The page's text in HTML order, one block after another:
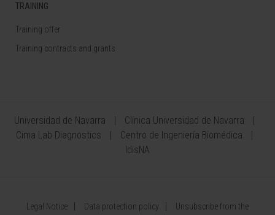
TRAINING
Training offer
Training contracts and grants
Universidad de Navarra
Clínica Universidad de Navarra
Cima Lab Diagnostics
Centro de Ingeniería Biomédica
IdisNA
Legal Notice Data protection policy Unsubscribe from the